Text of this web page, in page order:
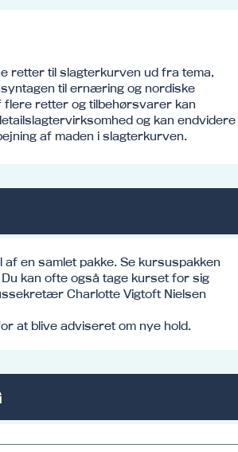
retter til slagterkurven ud fra tema,
til ernæring og nordiske
flere retter og tilbehørsvarer kan
og kan endvidere
af maden i slagterkurven.
en samlet pakke. Se kursuspakken
kan ofte også tage kurset for sig
Charlotte Vigtoft Nielsen
at blive adviseret om nye hold.